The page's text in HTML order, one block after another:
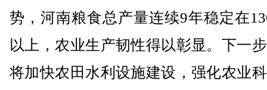
势，河南粮食总产量连续9年稳定在
以上，农业生产韧性得以彰显。下一
将加快农田水利设施建设，强化农业